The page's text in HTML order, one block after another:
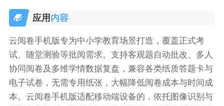
应用 内容
云阅卷手机版专为中小学教育场景打造，覆盖正式考
试、随堂测验等批阅需求。支持客观题自动批改、多人
协同阅卷及多维学情数据复盘，兼容各类纸质答题卡与
电子试卷，无需专用纸张，大幅降低阅卷成本与时间成
本。云阅卷手机版适配移动端设备的，依托图像识别与